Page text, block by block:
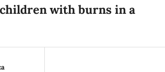
with burns in a